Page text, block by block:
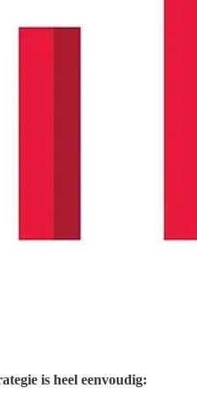
is heel eenvoudig: